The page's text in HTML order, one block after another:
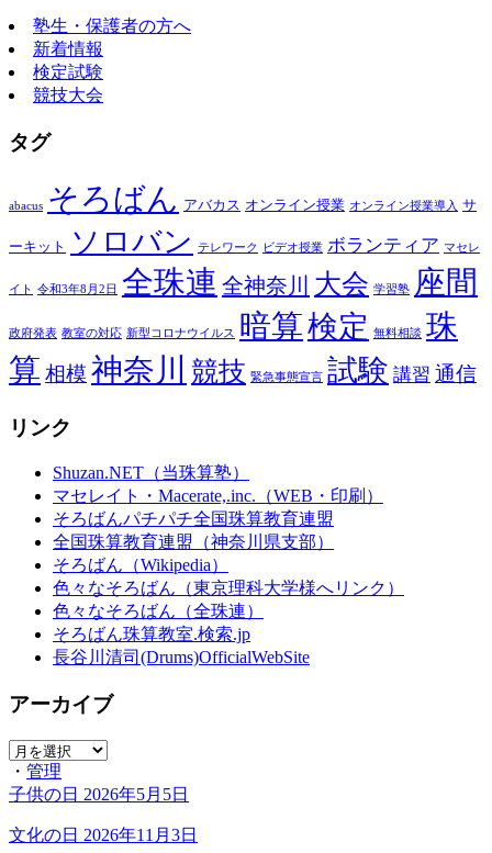
塾生・保護者の方へ
新着情報
検定試験
競技大会
タグ
abacus そろばん アバカス オンライン授業 オンライン授業導入 サ
ーキット ソロバン テレワーク ビデオ授業 ボランティア マセレ
イト 令和3年8月2日 全珠連 全神奈川 大会 学習塾 座間
政府発表 教室の対応 新型コロナウイルス 暗算検定 無料相談 珠
算 相模 神奈川 競技 緊急事態宣言 試験 講習 通信
リンク
Shuzan.NET（当珠算塾）
マセレイト・Macerate,.inc.（WEB・印刷）
そろばんパチパチ全国珠算教育連盟
全国珠算教育連盟（神奈川県支部）
そろばん（Wikipedia）
色々なそろばん（東京理科大学様へリンク）
色々なそろばん（全珠連）
そろばん珠算教室.検索.jp
長谷川清司(Drums)OfficialWebSite
アーカイブ
ア
ー
カ
ブ
・ 管理
子供の日 2026年5月5日
文化の日 2026年11月3日